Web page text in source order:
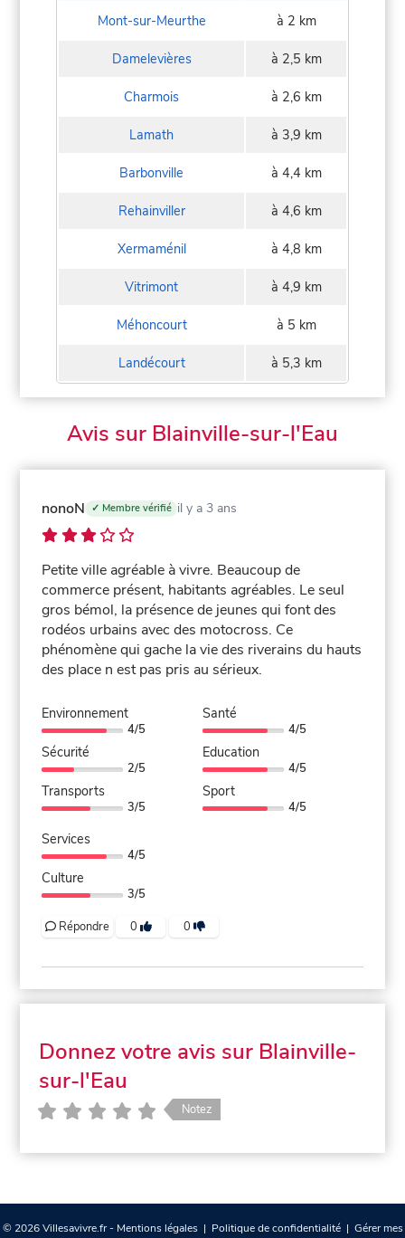
Mont-sur-Meurthe à 2 km
Damelevières à 2,5 km
Charmois à 2,6 km
Lamath à 3,9 km
Barbonville à 4,4 km
Rehainviller à 4,6 km
Xermaménil à 4,8 km
Vitrimont à 4,9 km
Méhoncourt à 5 km
Landécourt à 5,3 km
Avis sur Blainville-sur-l'Eau
nonoN ✓ Membre vérifié il y a 3 ans
Petite ville agréable à vivre. Beaucoup de
commerce présent, habitants agréables. Le seul
gros bémol, la présence de jeunes qui font des
rodéos urbains avec des motocross. Ce
phénomène qui gache la vie des riverains du hauts
des place n est pas pris au sérieux.
Environnement
4/5
Sécurité
2/5
Transports
3/5
Santé
4/5
Education
4/5
Sport
4/5
Services
4/5
Culture
3/5
Répondre 0 0
Donnez votre avis sur Blainville-
sur-l'Eau
Notez
© 2026 Villesavivre.fr - Mentions légales| Politique de confidentialité| Gérer mes